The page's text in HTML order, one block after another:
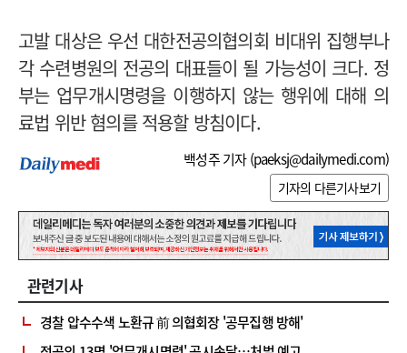
고발 대상은 우선 대한전공의협의회 비대위 집행부나
각 수련병원의 전공의 대표들이 될 가능성이 크다. 정
부는 업무개시명령을 이행하지 않는 행위에 대해 의
료법 위반 혐의를 적용할 방침이다.
백성주 기자 (paeksj@dailymedi.com)
기자의 다른기사보기
관련기사
경찰 압수수색 노환규 前 의협회장 '공무집행 방해'